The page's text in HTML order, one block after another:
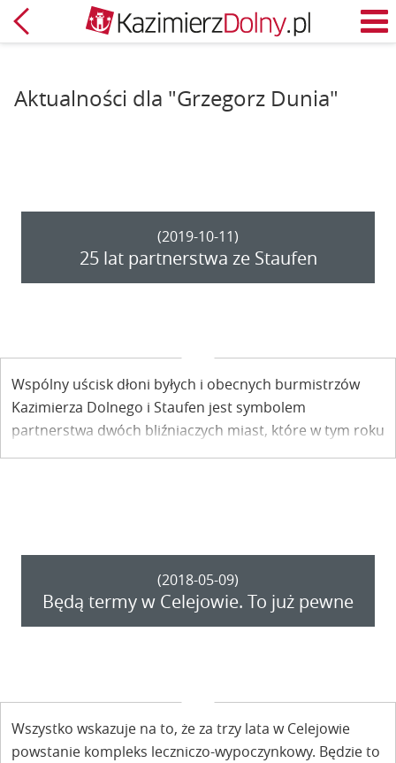
Powrót
Aktualności dla "Grzegorz Dunia"
(2019-10-11)
25 lat partnerstwa ze Staufen
Wspólny uścisk dłoni byłych i obecnych burmistrzów
Kazimierza Dolnego i Staufen jest symbolem
partnerstwa dwóch bliźniaczych miast, które w tym roku
świętują srebrny jubileusz współpracy.
(2018-05-09)
Będą termy w Celejowie. To już pewne
Wszystko wskazuje na to, że za trzy lata w Celejowie
powstanie kompleks leczniczo-wypoczynkowy. Będzie to